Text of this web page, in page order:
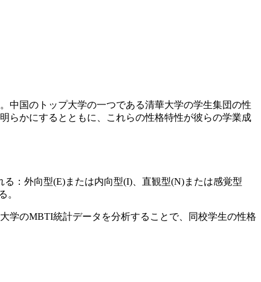
中国のトップ大学の一つである清華大学の学生集団の性
らかにするとともに、これらの性格特性が彼らの学業成
：外向型(E)または内向型(I)、直観型(N)または感覚型
。
学のMBTI統計データを分析することで、同校学生の性格